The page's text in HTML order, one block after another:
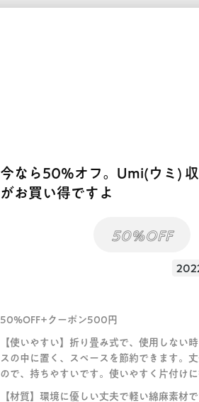
今なら50%オフ。Umi(ウミ)
がお買い得ですよ
50%OFF
50%OFF+クーポン500円
【使いやすい】折り畳み式で、使用しない
スの中に置く、スペースを節約できます。
ので、持ちやすいです。使いやすく片付けに
【材質】環境に優しい丈夫で軽い綿麻素材